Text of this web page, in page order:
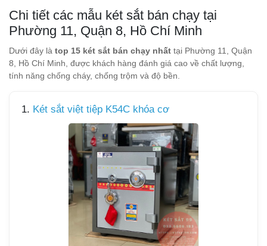
Chi tiết các mẫu két sắt bán chạy tại
Phường 11, Quận 8, Hồ Chí Minh
Dưới đây là top 15 két sắt bán chạy nhất tại Phường 11, Quận
8, Hồ Chí Minh, được khách hàng đánh giá cao về chất lượng,
tính năng chống cháy, chống trộm và độ bền.
1. Két sắt việt tiệp K54C khóa cơ